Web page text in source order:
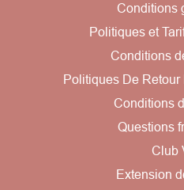
Conditions
Politiques et
Conditions
Politiques De
Conditions
Questions
Club
Extension